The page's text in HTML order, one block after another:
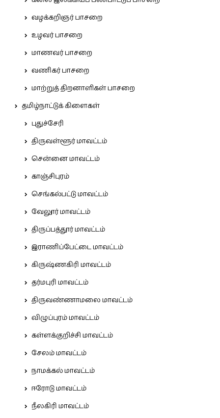
வழக்கறிஞர் பாசறை
உழவர் பாசறை
மாணவர் பாசறை
வணிகர் பாசறை
மாற்றுத் திறனாளிகள் பாசறை
தமிழ்நாட்டுக் கிளைகள்
புதுச்சேரி
திருவள்ளூர் மாவட்டம்
சென்னை மாவட்டம்
காஞ்சிபுரம்
செங்கல்பட்டு மாவட்டம்
வேலூர் மாவட்டம்
திருப்பத்தூர் மாவட்டம்
இராணிப்பேட்டை மாவட்டம்
கிருஷ்ணகிரி மாவட்டம்
தர்மபுரி மாவட்டம்
திருவண்ணாமலை மாவட்டம்
விழுப்புரம் மாவட்டம்
கள்ளக்குறிச்சி மாவட்டம்
சேலம் மாவட்டம்
நாமக்கல் மாவட்டம்
ஈரோடு மாவட்டம்
நீலகிரி மாவட்டம்